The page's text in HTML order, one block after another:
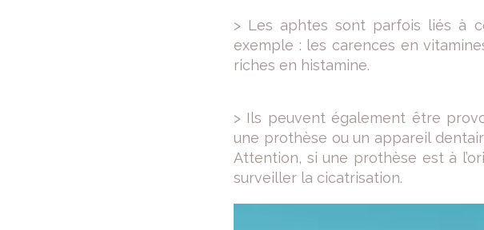
> Les aphtes sont parfois liés à
exemple : les carences en
riches en histamine.
> Ils peuvent également être
une prothèse ou un appareil
Attention, si une prothèse est à
surveiller la cicatrisation.